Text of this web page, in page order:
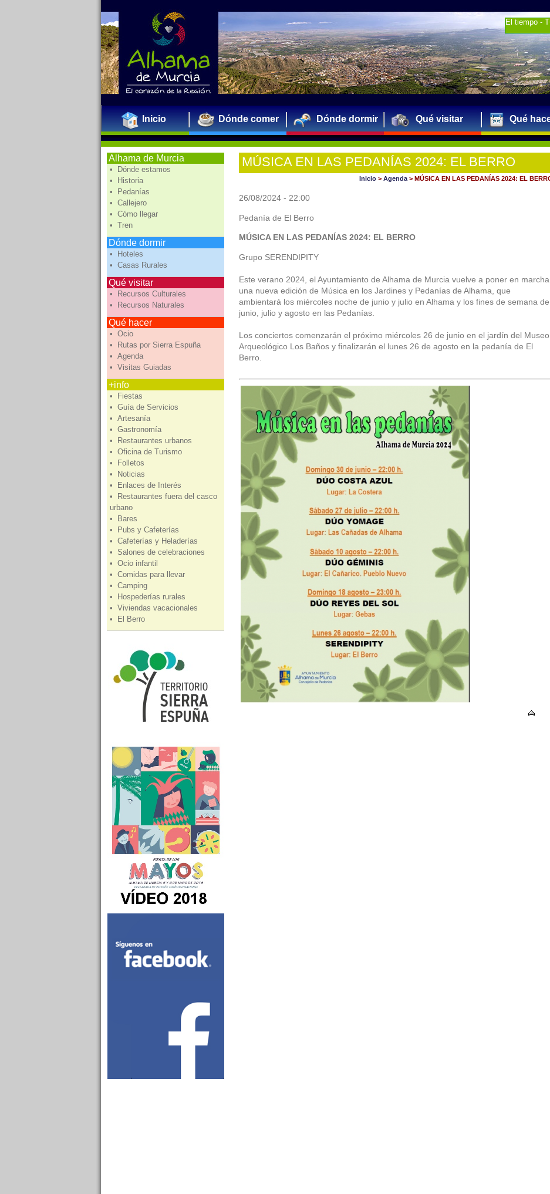
El tiempo -
Inicio Dónde comer Dónde dormir Qué visitar Qué
Alhama de Murcia
• Dónde estamos
• Historia
• Pedanías
• Callejero
• Cómo llegar
• Tren
Dónde dormir
• Hoteles
• Casas Rurales
Qué visitar
• Recursos Culturales
• Recursos Naturales
Qué hacer
• Ocio
• Rutas por Sierra Espuña
• Agenda
• Visitas Guiadas
+info
• Fiestas
• Guía de Servicios
• Artesanía
• Gastronomía
• Restaurantes urbanos
• Oficina de Turismo
• Folletos
• Noticias
• Enlaces de Interés
• Restaurantes fuera del casco
urbano
• Bares
• Pubs y Cafeterías
• Cafeterías y Heladerías
• Salones de celebraciones
• Ocio infantil
• Comidas para llevar
• Camping
• Hospederías rurales
• Viviendas vacacionales
• El Berro
MÚSICA EN LAS PEDANÍAS 2024: EL BERRO
Inicio > Agenda > MÚSICA EN LAS PEDANÍAS 2024: EL
26/08/2024 - 22:00
Pedanía de El Berro
MÚSICA EN LAS PEDANÍAS 2024: EL BERRO
Grupo SERENDIPITY
Este verano 2024, el Ayuntamiento de Alhama de Murcia vuelve a poner en marcha
una nueva edición de Música en los Jardines y Pedanías de Alhama, que
ambientará los miércoles noche de junio y julio en Alhama y los fines de semana de
junio, julio y agosto en las Pedanías.
Los conciertos comenzarán el próximo miércoles 26 de junio en el jardín del Museo
Arqueológico Los Baños y finalizarán el lunes 26 de agosto en la pedanía de El
Berro.